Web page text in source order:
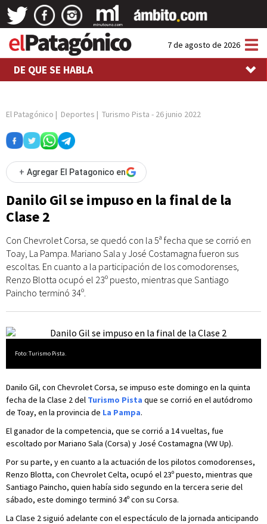
7 de agosto de 2026
DE QUE SE HABLA
El Patagónico | Deportes | Turismo Pista - 26 junio 2022
+ Agregar El Patagonico en
Danilo Gil se impuso en la final de la
Clase 2
Con Chevrolet Corsa, se quedó con la 5ª fecha que se corrió en
Toay, La Pampa. Mariano Sala y José Costamagna fueron sus
escoltas. En cuanto a la participación de los comodorenses,
Renzo Blotta ocupó el 23º puesto, mientras que Santiago
Paincho terminó 34º.
Foto: Turismo Pista.
Danilo Gil, con Chevrolet Corsa, se impuso este domingo en la quinta
fecha de la Clase 2 del Turismo Pista que se corrió en el autódromo
de Toay, en la provincia de La Pampa.
El ganador de la competencia, que se corrió a 14 vueltas, fue
escoltado por Mariano Sala (Corsa) y José Costamagna (VW Up).
Por su parte, y en cuanto a la actuación de los pilotos comodorenses,
Renzo Blotta, con Chevrolet Celta, ocupó el 23º puesto, mientras que
Santiago Paincho, quien había sido segundo en la tercera serie del
sábado, este domingo terminó 34º con su Corsa.
La Clase 2 siguió adelante con el espectáculo de la jornada anticipando